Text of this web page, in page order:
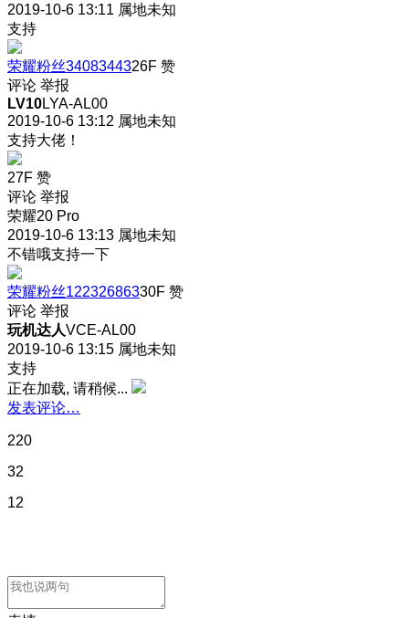
2019-10-6 13:11 属地未知
支持
荣耀粉丝3408344326F 赞
评论 举报
LV10LYA-AL00
2019-10-6 13:12 属地未知
支持大佬！
27F 赞
评论 举报
荣耀20 Pro
2019-10-6 13:13 属地未知
不错哦支持一下
荣耀粉丝12232686330F 赞
评论 举报
玩机达人VCE-AL00
2019-10-6 13:15 属地未知
支持
正在加载, 请稍候...
发表评论…
220
32
12